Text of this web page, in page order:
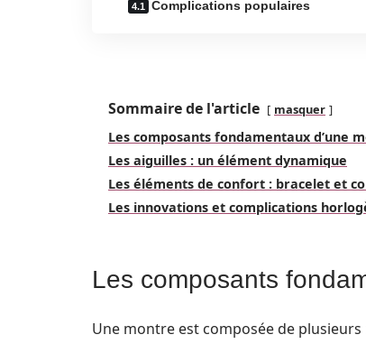
Complications populaires
Sommaire de l'article masquer
Les composants fondamentaux d’une
Les aiguilles : un élément dynamique
Les éléments de confort : bracelet et
Les innovations et complications
Les composants
Une montre est composée de